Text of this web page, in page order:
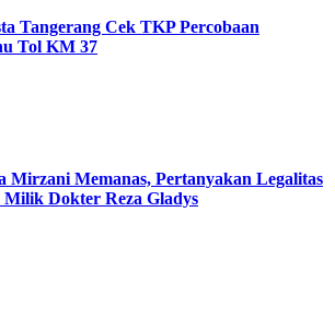
Tangerang Cek TKP Percobaan
Tol KM 37
Mirzani Memanas, Pertanyakan Legalitas
Dokter Reza Gladys